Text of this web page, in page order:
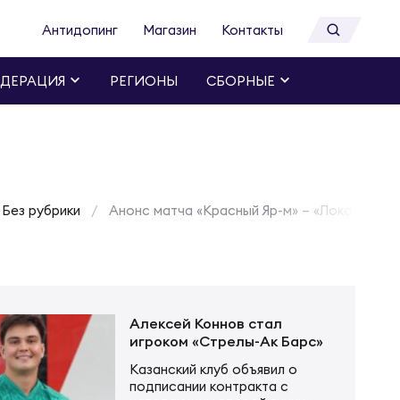
Антидопинг Магазин Контакты
РЕГИОНЫ СБОРНЫЕ
Без рубрики Анонс матча «Красный Яр-м» – «Локомотив-
Алексей Коннов стал
игроком «Стрелы-Ак Барс»
Казанский клуб объявил о
подписании контракта с